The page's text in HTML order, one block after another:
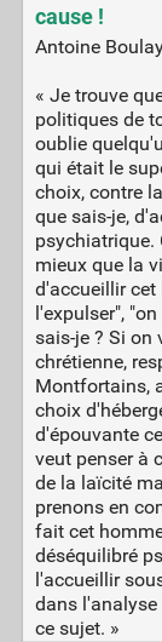
cause !
Antoine
« Je trouve
politiques de
oublie
qui était le
choix, contre
que sais-je,
psychiatrique.
mieux que la
d'accueillir cet
l'expulser",
sais-je ? Si on
chrétienne,
Montfortains,
choix
d'épouvante
veut penser à
de la laïcité
prenons en
fait cet
déséquilibré
l'accueillir
dans l'analyse
ce sujet. »